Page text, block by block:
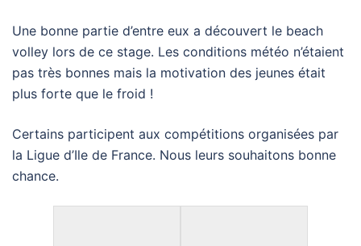
Une bonne partie d’entre eux a découvert le beach
volley lors de ce stage. Les conditions météo n’étaient
pas très bonnes mais la motivation des jeunes était
plus forte que le froid !
Certains participent aux compétitions organisées par
la Ligue d’Ile de France. Nous leurs souhaitons bonne
chance.